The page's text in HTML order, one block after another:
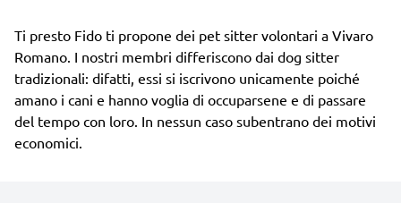
Ti presto Fido ti propone dei pet sitter volontari a Vivaro
Romano. I nostri membri differiscono dai dog sitter
tradizionali: difatti, essi si iscrivono unicamente poiché
amano i cani e hanno voglia di occuparsene e di passare
del tempo con loro. In nessun caso subentrano dei motivi
economici.